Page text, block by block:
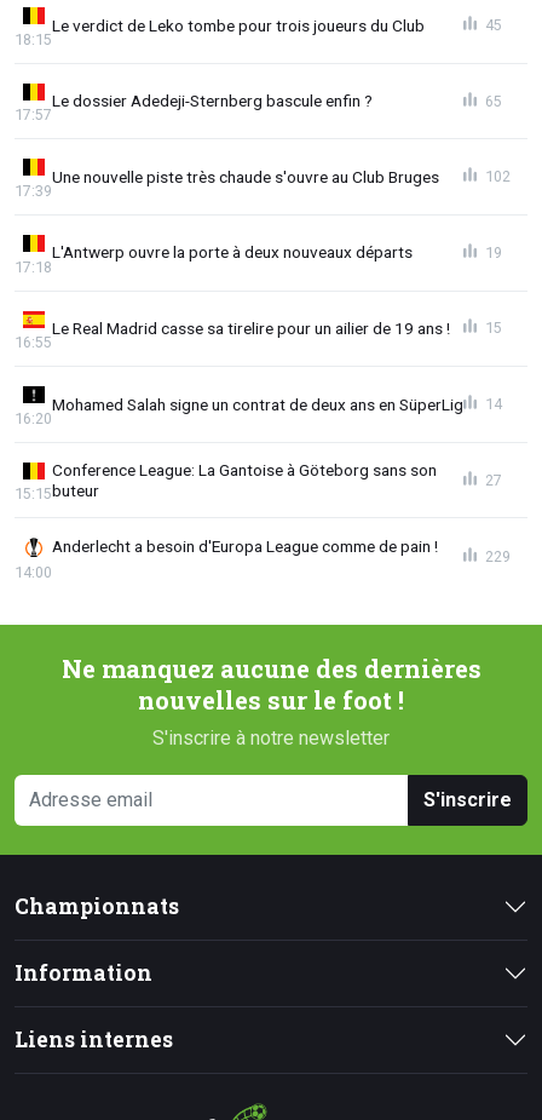
Le verdict de Leko tombe pour trois joueurs du Club
18:15
45
Le dossier Adedeji-Sternberg bascule enfin ?
17:57
65
Une nouvelle piste très chaude s'ouvre au Club Bruges
17:39
102
L'Antwerp ouvre la porte à deux nouveaux départs
17:18
19
Le Real Madrid casse sa tirelire pour un ailier de 19 ans !
16:55
15
Mohamed Salah signe un contrat de deux ans en SüperLig
16:20
14
Conference League: La Gantoise à Göteborg sans son
buteur
15:15
27
Anderlecht a besoin d'Europa League comme de pain !
14:00
229
Ne manquez aucune des dernières
nouvelles sur le foot !
S'inscrire à notre newsletter
S'inscrire
Championnats
Information
Liens internes